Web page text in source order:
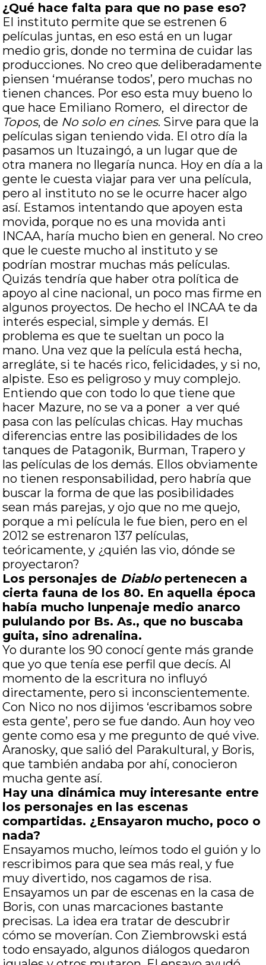
¿Qué hace falta para que no pase eso?
El instituto permite que se estrenen 6
películas juntas, en eso está en un lugar
medio gris, donde no termina de cuidar las
producciones. No creo que deliberadamente
piensen ‘muéranse todos’, pero muchas no
tienen chances. Por eso esta muy bueno lo
que hace Emiliano Romero, el director de
Topos, de No solo en cines. Sirve para que la
películas sigan teniendo vida. El otro día la
pasamos un Ituzaingó, a un lugar que de
otra manera no llegaría nunca. Hoy en día a la
gente le cuesta viajar para ver una película,
pero al instituto no se le ocurre hacer algo
así. Estamos intentando que apoyen esta
movida, porque no es una movida anti
INCAA, haría mucho bien en general. No creo
que le cueste mucho al instituto y se
podrían mostrar muchas más películas.
Quizás tendría que haber otra política de
apoyo al cine nacional, un poco mas firme en
algunos proyectos. De hecho el INCAA te da
interés especial, simple y demás. El
problema es que te sueltan un poco la
mano. Una vez que la película está hecha,
arregláte, si te hacés rico, felicidades, y si no,
alpiste. Eso es peligroso y muy complejo.
Entiendo que con todo lo que tiene que
hacer Mazure, no se va a poner a ver qué
pasa con las películas chicas. Hay muchas
diferencias entre las posibilidades de los
tanques de Patagonik, Burman, Trapero y
las películas de los demás. Ellos obviamente
no tienen responsabilidad, pero habría que
buscar la forma de que las posibilidades
sean más parejas, y ojo que no me quejo,
porque a mi película le fue bien, pero en el
2012 se estrenaron 137 películas,
teóricamente, y ¿quién las vio, dónde se
proyectaron?
Los personajes de Diablopertenecen a
cierta fauna de los 80. En aquella época
había mucho lunpenaje medio anarco
pululando por Bs. As., que no buscaba
guita, sino adrenalina.
Yo durante los 90 conocí gente más grande
que yo que tenía ese perfil que decís. Al
momento de la escritura no influyó
directamente, pero si inconscientemente.
Con Nico no nos dijimos ‘escribamos sobre
esta gente’, pero se fue dando. Aun hoy veo
gente como esa y me pregunto de qué vive.
Aranosky, que salió del Parakultural, y Boris,
que también andaba por ahí, conocieron
mucha gente así.
Hay una dinámica muy interesante entre
los personajes en las escenas
compartidas. ¿Ensayaron mucho, poco o
nada?
Ensayamos mucho, leímos todo el guión y lo
rescribimos para que sea más real, y fue
muy divertido, nos cagamos de risa.
Ensayamos un par de escenas en la casa de
Boris, con unas marcaciones bastante
precisas. La idea era tratar de descubrir
cómo se moverían. Con Ziembrowski está
todo ensayado, algunos diálogos quedaron